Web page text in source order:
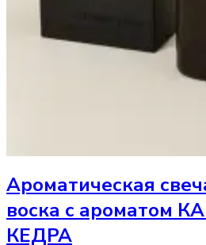
Ароматическая
воска с ароматом
КЕДРА